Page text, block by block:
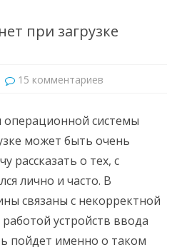
при загрузке
15 комментариев
при
загрузке
Windows
7
операционной системы
может быть очень
рассказать о тех, с
лично и часто. В
связаны с некорректной
устройств ввода
пойдет именно о таком